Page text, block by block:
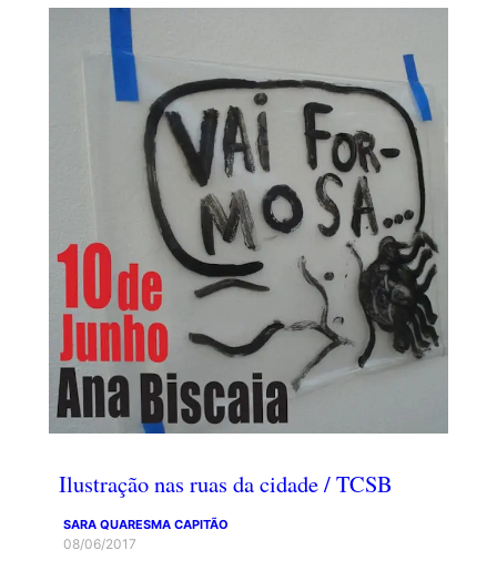
Ilustração nas ruas da cidade / TCSB
SARA QUARESMA CAPITÃO
08/06/2017